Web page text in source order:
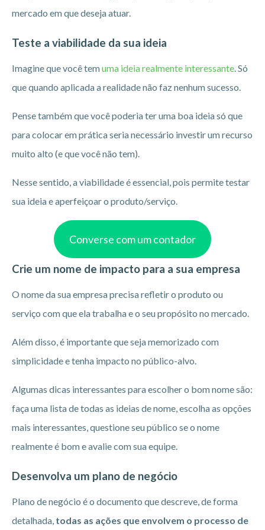
mercado em que deseja atuar.
Teste a viabilidade da sua ideia
Imagine que você temuma ideia realmente interessante . Só
que quando aplicada a realidade não faz nenhum sucesso.
Pense também que você poderia ter uma boa ideia só que
para colocar em prática seria necessário investir um recurso
muito alto (e que você não tem).
Nesse sentido, a viabilidade é essencial, pois permite testar
sua ideia e aperfeiçoar o produto/serviço.
Converse com um contador
Crie um nome de impacto para a sua empresa
O nome da sua empresa precisa refletir o produto ou
serviço com que ela trabalha e o seu propósito no mercado.
Além disso, é importante que seja memorizado com
simplicidade e tenha impacto no público-alvo.
Algumas dicas interessantes para escolher o bom nome são:
faça uma lista de todas as ideias de nome, escolha as opções
mais interessantes, questione seu público se o nome
realmente é bom e avalie com sua equipe.
Desenvolva um plano de negócio
Plano de negócio é o documento que descreve, de forma
detalhada, todas as ações que envolvem o processo de